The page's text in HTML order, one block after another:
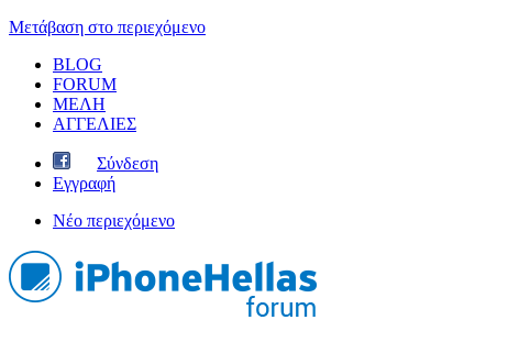
Μετάβαση στο περιεχόμενο
BLOG
FORUM
ΜΕΛΗ
ΑΓΓΕΛΙΕΣ
Σύνδεση
Εγγραφή
Νέο περιεχόμενο